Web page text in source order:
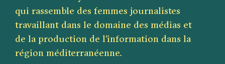
qui rassemble des femmes journalistes
travaillant dans le domaine des médias et
de la production de l’information dans la
région méditerranéenne.